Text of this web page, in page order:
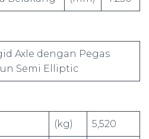
Axle dengan Pegas
Semi Elliptic
(kg) 5,520